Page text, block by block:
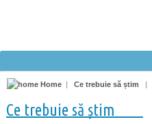
Home | Ce trebuie să știm |
Ce trebuie să știm